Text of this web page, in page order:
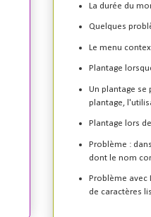
La durée du
Quelques
Le menu
Plantage
Un plantage se
plantage,
Plantage lors
Problème :
dont le nom
Problème
de caractères